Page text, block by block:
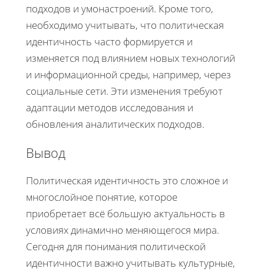
подходов и умонастроений. Кроме того,
необходимо учитывать, что политическая
идентичность часто формируется и
изменяется под влиянием новых технологий
и информационной среды, например, через
социальные сети. Эти изменения требуют
адаптации методов исследования и
обновления аналитических подходов.
Вывод
Политическая идентичность это сложное и
многослойное понятие, которое
приобретает всё большую актуальность в
условиях динамично меняющегося мира.
Сегодня для понимания политической
идентичности важно учитывать культурные,